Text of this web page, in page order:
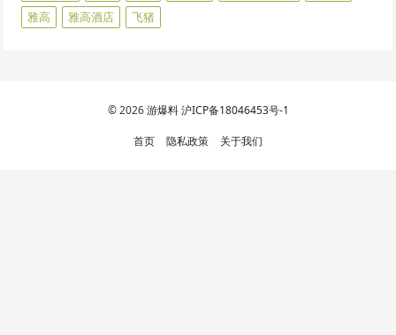
雅高
雅高酒店 飞猪
© 2026游爆料 沪ICP备18046453号-1
首页 隐私政策 关于我们